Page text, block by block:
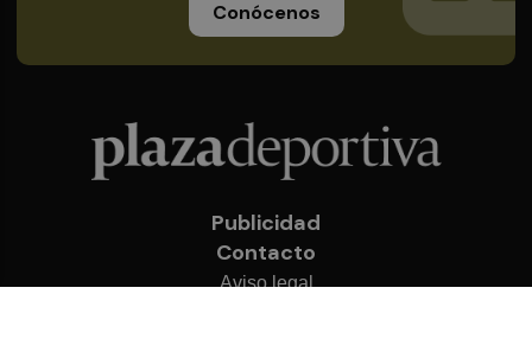
Conócenos
Publicidad
Contacto
Aviso legal